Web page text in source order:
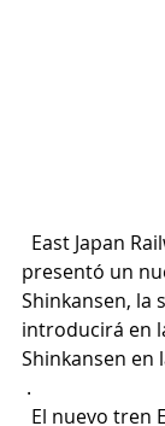
East Japan
presentó un
Shinkansen, la
introducirá en
Shinkansen en
.